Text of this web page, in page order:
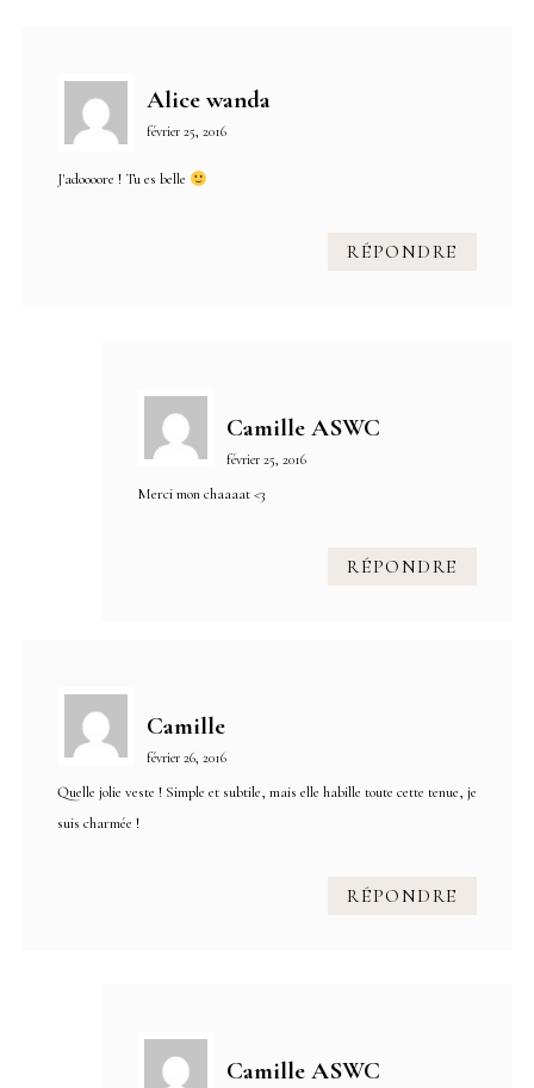
Alice wanda
février 25, 2016
J'adoooore ! Tu es belle
RÉPONDRE
Camille ASWC
février 25, 2016
Merci mon chaaaat <3
RÉPONDRE
Camille
février 26, 2016
Quelle jolie veste ! Simple et subtile, mais elle habille toute cette tenue, je
suis charmée !
RÉPONDRE
Camille ASWC